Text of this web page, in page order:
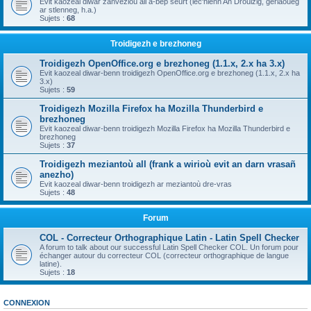
ar stlenneg, h.a.)
Sujets : 68
Troidigezh e brezhoneg
Troidigezh OpenOffice.org e brezhoneg (1.1.x, 2.x ha 3.x)
Evit kaozeal diwar-benn troidigezh OpenOffice.org e brezhoneg (1.1.x, 2.x ha
3.x)
Sujets : 59
Troidigezh Mozilla Firefox ha Mozilla Thunderbird e
brezhoneg
Evit kaozeal diwar-benn troidigezh Mozilla Firefox ha Mozilla Thunderbird e
brezhoneg
Sujets : 37
Troidigezh meziantoù all (frank a wirioù evit an darn vrasañ
anezho)
Evit kaozeal diwar-benn troidigezh ar meziantoù dre-vras
Sujets : 48
Forum
COL - Correcteur Orthographique Latin - Latin Spell Checker
A forum to talk about our successful Latin Spell Checker COL. Un forum pour
échanger autour du correcteur COL (correcteur orthographique de langue
latine).
Sujets : 18
CONNEXION